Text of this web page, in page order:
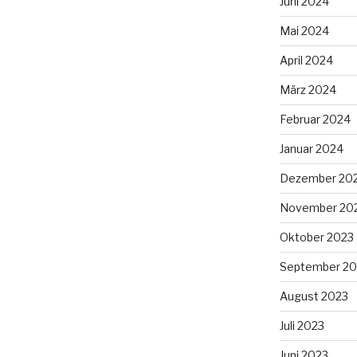
Mai 2024
April 2024
März 2024
Februar 2024
Januar 2024
Dezember
November
Oktober 2023
September
August 2023
Juli 2023